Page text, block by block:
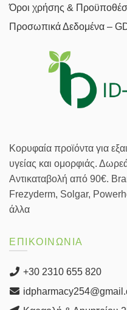
Όροι χρήσης &
Προσωπικά Δεδομένα –
Κορυφαία προϊόντα για
υγείας και ομορφιάς.
Αντικαταβολή από 90€.
Frezyderm, Solgar,
άλλα
ΕΠΙΚΟΙΝΩΝΙΑ
+30 2310 655 820